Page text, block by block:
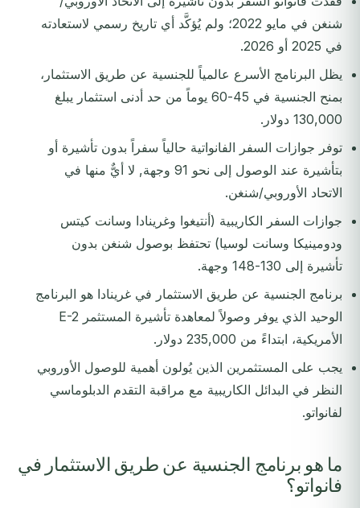
شنغن في مايو 2022؛ ولم يُؤكَّد أي تاريخ رسمي لاستعادته
في 2025 أو 2026.
يظل البرنامج الأسرع عالمياً للجنسية عن طريق الاستثمار،
بمنح الجنسية في 45-60 يوماً من حد أدنى استثمار يبلغ
130,000 دولار.
توفر جوازات السفر الفانواتية حالياً سفراً بدون تأشيرة أو
بتأشيرة عند الوصول إلى نحو 91 وجهة, لا أيٌّ منها في
الاتحاد الأوروبي/شنغن.
جوازات السفر الكاريبية (أنتيغوا وغرينادا وسانت كيتس
ودومينيكا وسانت لوسيا) تحتفظ بوصول شنغن بدون
تأشيرة إلى 130-148 وجهة.
برنامج الجنسية عن طريق الاستثمار في غرينادا هو البرنامج
الوحيد الذي يوفر وصولاً لمعاهدة تأشيرة المستثمر E-2
الأمريكية، ابتداءً من 235,000 دولار.
يجب على المستثمرين الذين يُولون أهمية للوصول الأوروبي
النظر في البدائل الكاريبية مع مراقبة التقدم الدبلوماسي
لفانواتو.
ما هو برنامج الجنسية عن طريق الاستثمار في
فانواتو؟